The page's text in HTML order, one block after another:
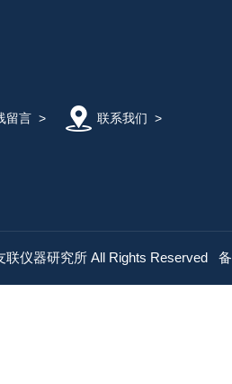
留言> 联系我们 >
联仪器研究所 All Rights Reserved